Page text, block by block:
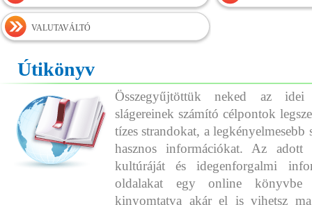
VALUTAVÁLTÓ
Útikönyv
Összegyűjtöttük neked az idei
slágereinek számító célpontok
tízes strandokat, a legkényelmesebb
hasznos információkat. Az adott
kultúráját és idegenforgalmi
oldalakat egy online könyvbe
kinyomtatva akár el is vihetsz